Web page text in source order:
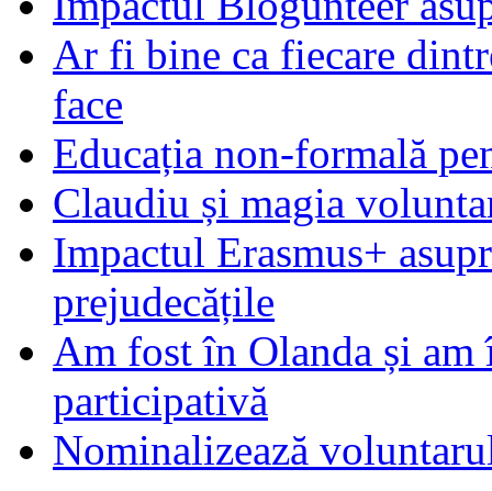
Ar fi bine ca fiecare
face
Educația non-formală
Claudiu și magia
Impactul Erasmus+
prejudecățile
Am fost în Olanda și am
participativă
Nominalizează